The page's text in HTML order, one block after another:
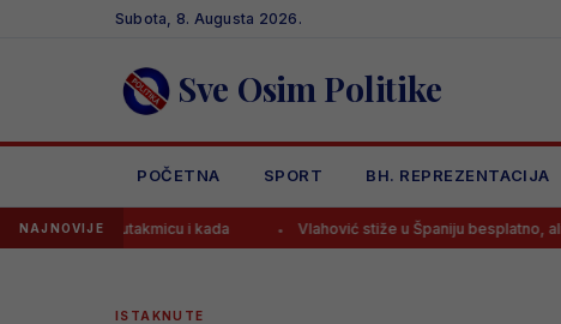
Subota, 8. Augusta 2026.
Sve Osim Politike
POČETNA SPORT BH. REPREZENTACIJA
NAJNOVIJE
i kada Vlahović stiže u Španiju besplatno, ali ne u Barcelonu
ISTAKNUTE